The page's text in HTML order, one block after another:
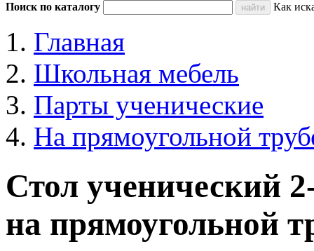
Поиск по каталогу Как
Главная
Школьная мебель
Парты ученические
На прямоугольной
Стол ученический
на прямоугольной